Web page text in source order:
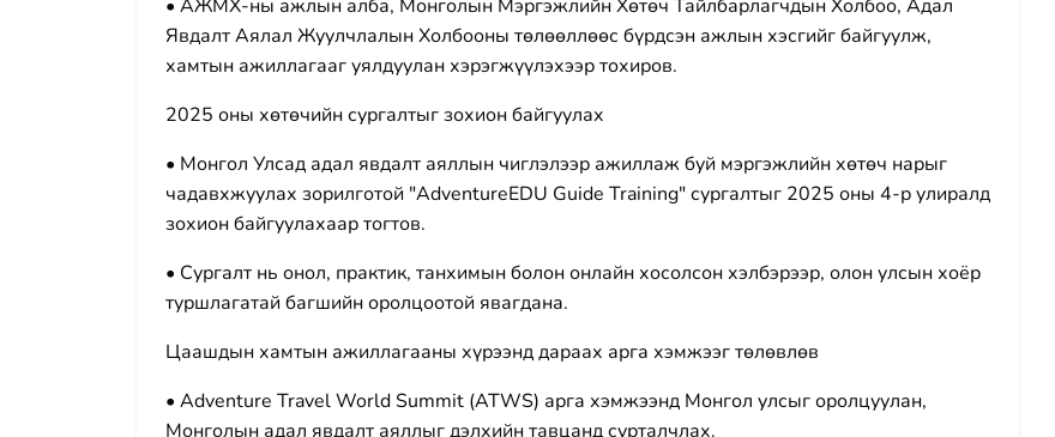
• АЖМХ-ны ажлын алба, Монголын Мэргэжлийн Хөтөч Тайлбарлагчдын Холбоо, Адал
Явдалт Аялал Жуулчлалын Холбооны төлөөллөөс бүрдсэн ажлын хэсгийг байгуулж,
хамтын ажиллагааг уялдуулан хэрэгжүүлэхээр тохиров.
2025 оны хөтөчийн сургалтыг зохион байгуулах
• Монгол Улсад адал явдалт аяллын чиглэлээр ажиллаж буй мэргэжлийн хөтөч нарыг
чадавхжуулах зорилготой "AdventureEDU Guide Training" сургалтыг 2025 оны 4-р улиралд
зохион байгуулахаар тогтов.
• Сургалт нь онол, практик, танхимын болон онлайн хосолсон хэлбэрээр, олон улсын хоёр
туршлагатай багшийн оролцоотой явагдана.
Цаашдын хамтын ажиллагааны хүрээнд дараах арга хэмжээг төлөвлөв
• Adventure Travel World Summit (ATWS) арга хэмжээнд Монгол улсыг оролцуулан,
Монголын адал явдалт аяллыг дэлхийн тавцанд сурталчлах.